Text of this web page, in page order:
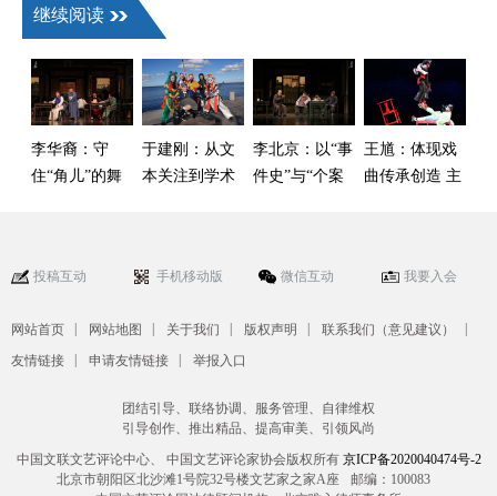
继续阅读
李华裔：守
住“角儿”的舞
于建刚：从文
本关注到学术
李北京：以“事
件史”与“个案
王馗：体现戏
曲传承创造 主
投稿互动 手机移动版 微信互动 我要入会
网站首页 | 网站地图 | 关于我们 | 版权声明 | 联系我们（意见建议） |
友情链接 | 申请友情链接 | 举报入口
团结引导、联络协调、服务管理、自律维权
引导创作、推出精品、提高审美、引领风尚
中国文联文艺评论中心、 中国文艺评论家协会版权所有 京ICP备2020040474号-2
北京市朝阳区北沙滩1号院32号楼文艺家之家A座
邮编：100083